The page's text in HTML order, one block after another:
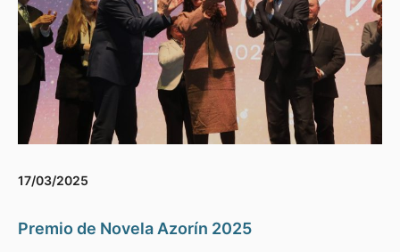
17/03/2025
Premio de Novela Azorín 2025